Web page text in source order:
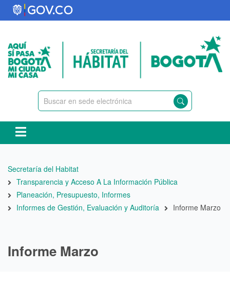
Pasar
al
principal
Ruta
de
navegación
Secretaría del Habitat
Transparencia y Acceso A La Información Pública
Planeación, Presupuesto, Informes
Informes de Gestión, Evaluación y Auditoría
Informe Marzo
Informe Marzo